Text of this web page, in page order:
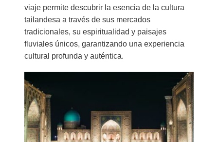
viaje permite descubrir la esencia de la cultura
tailandesa a través de sus mercados
tradicionales, su espiritualidad y paisajes
fluviales únicos, garantizando una experiencia
cultural profunda y auténtica.